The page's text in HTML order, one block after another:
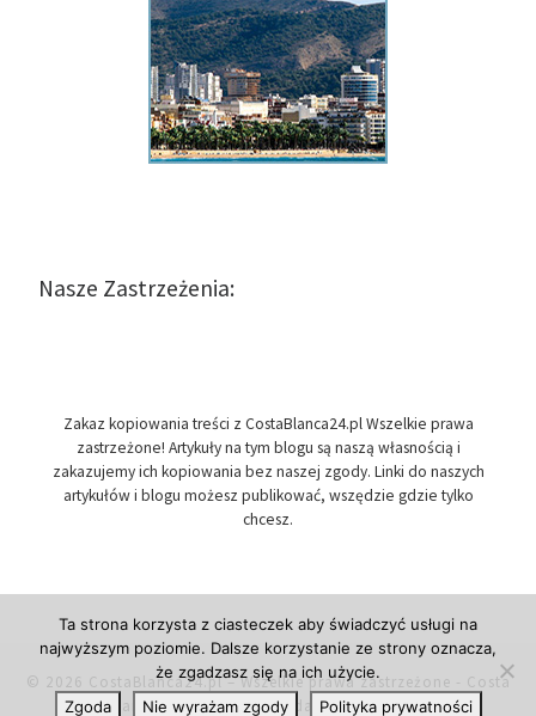
Nasze Zastrzeżenia:
Zakaz kopiowania treści z CostaBlanca24.pl Wszelkie prawa
zastrzeżone! Artykuły na tym blogu są naszą własnością i
zakazujemy ich kopiowania bez naszej zgody. Linki do naszych
artykułów i blogu możesz publikować, wszędzie gdzie tylko
chcesz.
© 2026 CostaBlanca24.pl– Wszelkie prawa zastrzeżone - Costa
Blanca w Hiszpanii, przydatne informacje.
Ta strona korzysta z ciasteczek aby świadczyć usługi na
najwyższym poziomie. Dalsze korzystanie ze strony oznacza,
że zgadzasz się na ich użycie.
Zgoda
Nie wyrażam zgody Polityka prywatności